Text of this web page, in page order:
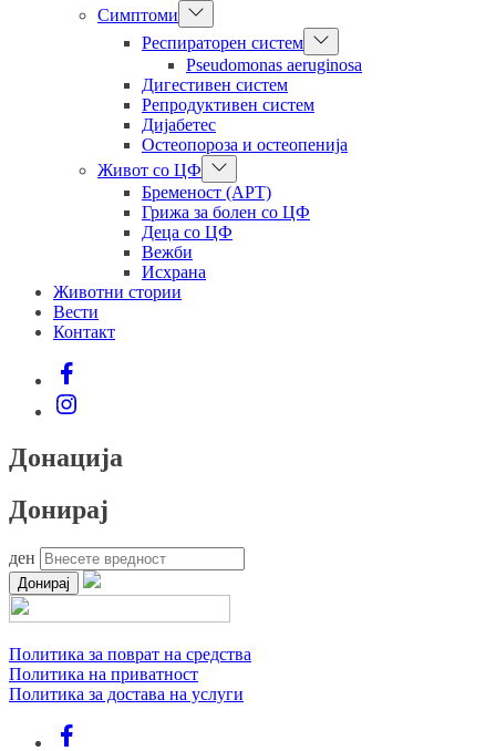
Симптоми
Show
sub
menu
Респираторен систем Show
sub
menu
Pseudomonas aeruginosa
Дигестивен систем
Репродуктивен систем
Дијабетес
Остеопороза и остеопенија
Живот со ЦФ
Show
sub
menu
Бременост (АРТ)
Грижа за болен со ЦФ
Деца со ЦФ
Вежби
Исхрана
Животни стории
Вести
Контакт
Facebook
Instagram
Донација
Донирај
ден
Донирај
Политика за поврат на средства
Политика на приватност
Политика за достава на услуги
Facebook